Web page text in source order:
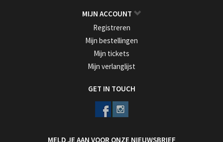
MIJN ACCOUNT
Registreren
Mijn bestellingen
Mijn tickets
Mijn verlanglijst
GET IN TOUCH
MELD JE AAN VOOR ONZE NIEUWSBRIEF